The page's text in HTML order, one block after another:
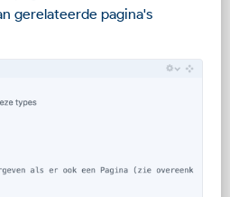
gerelateerde pagina's